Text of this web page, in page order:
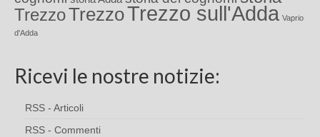
TrezzoTrezzoTrezzo sull'Adda Vaprio
d'Adda
Ricevi le nostre notizie:
RSS - Articoli
RSS - Commenti